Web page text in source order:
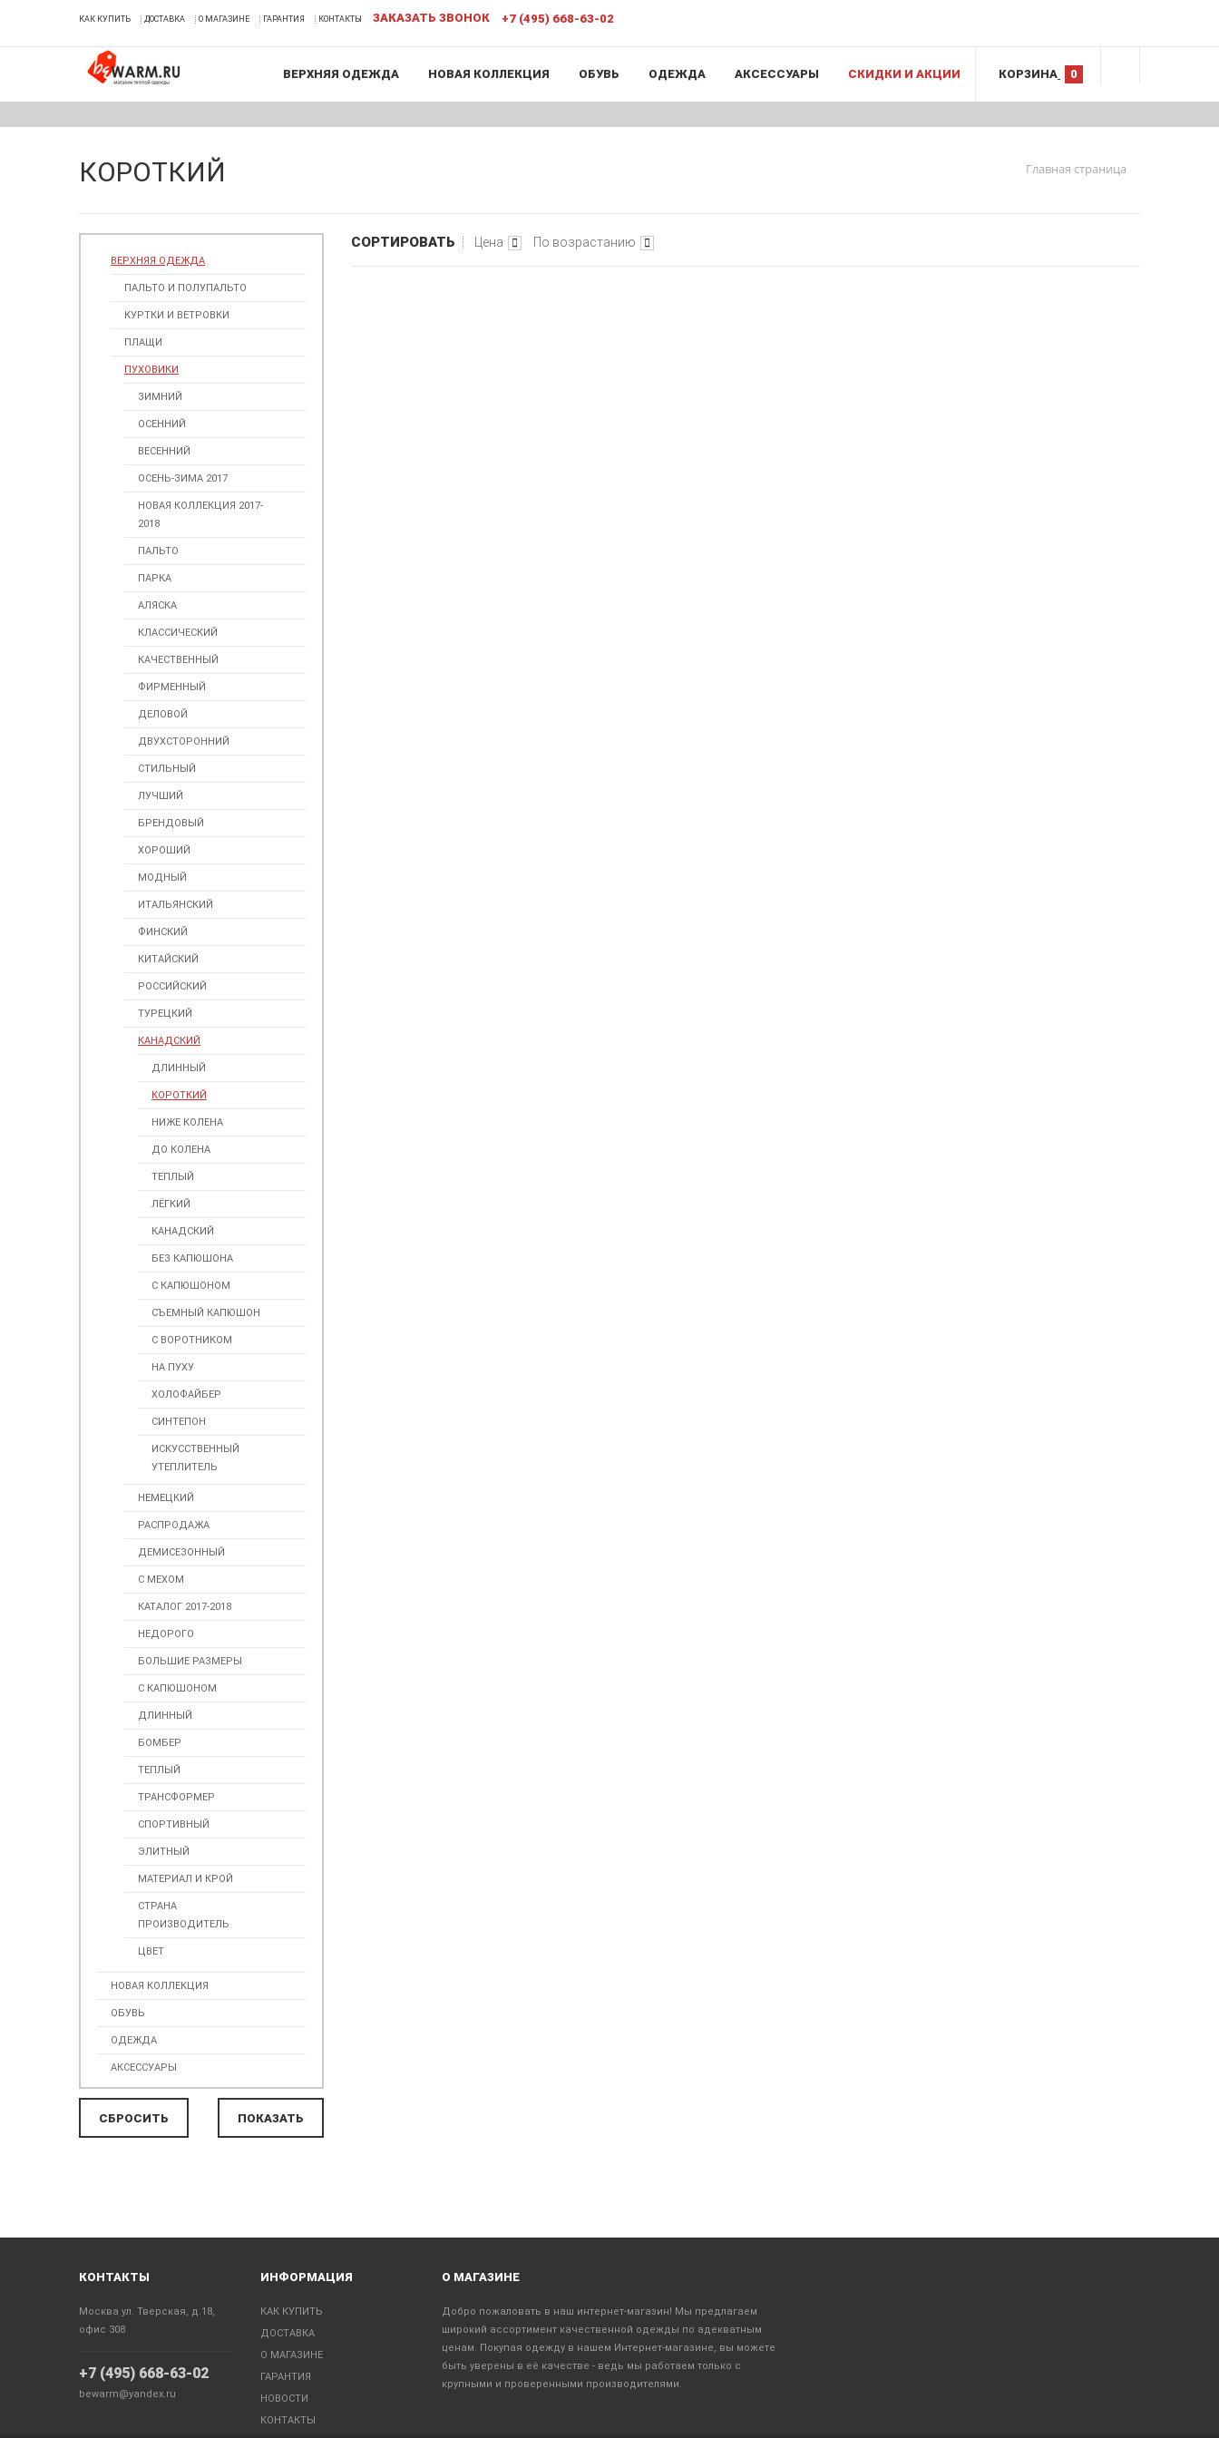
КАК КУПИТЬ ДОСТАВКА О МАГАЗИНЕ ГАРАНТИЯ КОНТАКТЫ ЗАКАЗАТЬ ЗВОНОК +7 (495) 668-63-02
КОРЗИНА 0
ВЕРХНЯЯ ОДЕЖДА НОВАЯ КОЛЛЕКЦИЯ ОБУВЬ ОДЕЖДА АКСЕССУАРЫ СКИДКИ И АКЦИИ
КОРОТКИЙ Главная страница
ВЕРХНЯЯ ОДЕЖДА
ПАЛЬТО И ПОЛУПАЛЬТО
КУРТКИ И ВЕТРОВКИ
ПЛАЩИ
ПУХОВИКИ
ЗИМНИЙ
ОСЕННИЙ
ВЕСЕННИЙ
ОСЕНЬ-ЗИМА 2017
НОВАЯ КОЛЛЕКЦИЯ 2017-
2018
ПАЛЬТО
ПАРКА
АЛЯСКА
КЛАССИЧЕСКИЙ
КАЧЕСТВЕННЫЙ
ФИРМЕННЫЙ
ДЕЛОВОЙ
ДВУХСТОРОННИЙ
СТИЛЬНЫЙ
ЛУЧШИЙ
БРЕНДОВЫЙ
ХОРОШИЙ
МОДНЫЙ
ИТАЛЬЯНСКИЙ
ФИНСКИЙ
КИТАЙСКИЙ
РОССИЙСКИЙ
ТУРЕЦКИЙ
КАНАДСКИЙ
ДЛИННЫЙ
КОРОТКИЙ
НИЖЕ КОЛЕНА
ДО КОЛЕНА
ТЕПЛЫЙ
ЛЁГКИЙ
КАНАДСКИЙ
БЕЗ КАПЮШОНА
С КАПЮШОНОМ
СЪЕМНЫЙ КАПЮШОН
С ВОРОТНИКОМ
НА ПУХУ
ХОЛОФАЙБЕР
СИНТЕПОН
ИСКУССТВЕННЫЙ
УТЕПЛИТЕЛЬ
НЕМЕЦКИЙ
РАСПРОДАЖА
ДЕМИСЕЗОННЫЙ
С МЕХОМ
КАТАЛОГ 2017-2018
НЕДОРОГО
БОЛЬШИЕ РАЗМЕРЫ
С КАПЮШОНОМ
ДЛИННЫЙ
БОМБЕР
ТЕПЛЫЙ
ТРАНСФОРМЕР
СПОРТИВНЫЙ
ЭЛИТНЫЙ
МАТЕРИАЛ И КРОЙ
СТРАНА
ПРОИЗВОДИТЕЛЬ
ЦВЕТ
НОВАЯ КОЛЛЕКЦИЯ
ОБУВЬ
ОДЕЖДА
АКСЕССУАРЫ
СОРТИРОВАТЬ Цена По возрастанию
КОНТАКТЫ
Москва ул. Тверская, д.18,
офис 308
+7 (495) 668-63-02
bewarm@yandex.ru
ИНФОРМАЦИЯ
КАК КУПИТЬ
ДОСТАВКА
О МАГАЗИНЕ
ГАРАНТИЯ
НОВОСТИ
КОНТАКТЫ
О МАГАЗИНЕ
Добро пожаловать в наш интернет-магазин! Мы предлагаем
широкий ассортимент качественной одежды по адекватным
ценам. Покупая одежду в нашем Интернет-магазине, вы можете
быть уверены в её качестве - ведь мы работаем только с
крупными и проверенными производителями.